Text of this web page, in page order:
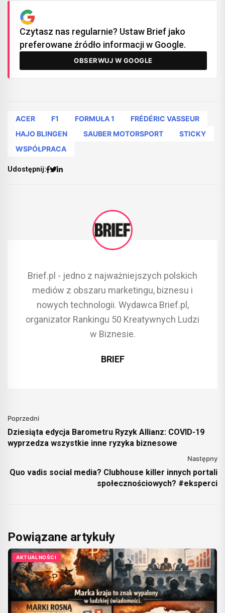
Czytasz nas regularnie? Ustaw Brief jako
preferowane źródło informacji w Google.
OBSERWUJ W GOOGLE
ACER F1 FORMUŁA 1
FRÉDÉRIC VASSEUR
HAJO BLINGEN
SAUBER MOTORSPORT
STICKY
WSPÓŁPRACA
Udostępnij:
Brief.pl - jedno z najważniejszych polskich
mediów z obszaru marketingu, biznesu i
nowych technologii. Wydawca Brief.pl,
organizator Rankingu 50 Kreatywnych Ludzi
w Biznesie.
BRIEF
Poprzedni
Dziesiąta edycja Barometru Ryzyk Allianz: COVID-19
wyprzedza wszystkie inne ryzyka biznesowe
Następny
Quo vadis social media? Clubhouse killer innych portali
społecznościowych? #eksperci
Powiązane artykuły
AKTUALNOŚCI